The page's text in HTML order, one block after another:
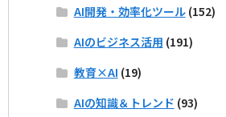
AI開発・効率化ツール(152)
AIのビジネス活用 (191)
教育×AI (19)
AIの知識＆トレンド (93)